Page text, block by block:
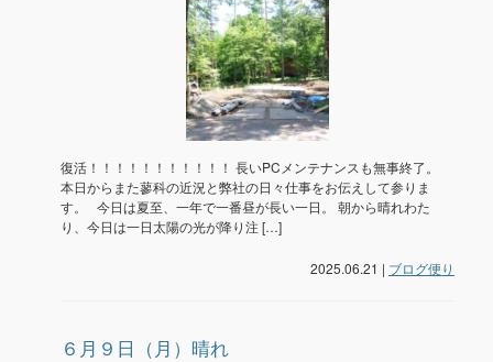
復活！！！！！！！！！！！ 長いPCメンテナンスも無事終了。
本日からまた蓼科の近況と弊社の日々仕事をお伝えして参りま
す。 今日は夏至、一年で一番昼が長い一日。 朝から晴れわた
り、今日は一日太陽の光が降り注 […]
2025.06.21 | ブログ便り
６月９日（月）晴れ